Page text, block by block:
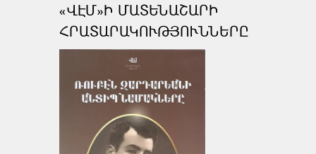
«ՎԷՄ»Ի ՄԱՏԵՆԱՇԱՐԻ
ՀՐԱՏԱՐԱԿՈՒԹՅՈՒՆՆԵՐԸ